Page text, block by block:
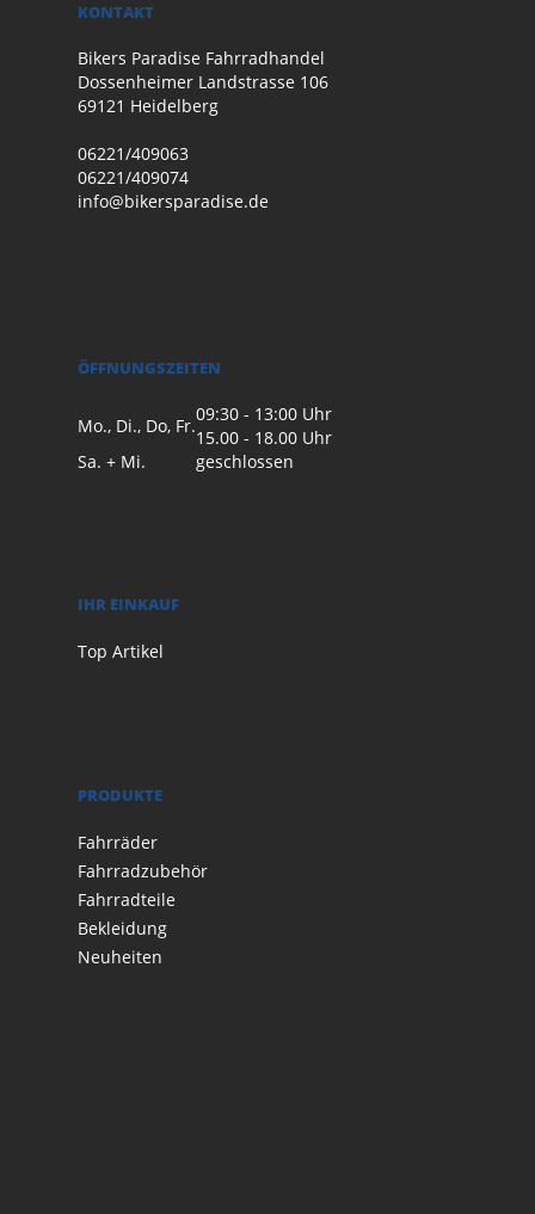
KONTAKT
Bikers Paradise Fahrradhandel
Dossenheimer Landstrasse 106
69121 Heidelberg
06221/409063
06221/409074
info@bikersparadise.de
ÖFFNUNGSZEITEN
Mo., Di., Do, Fr.
09:30 - 13:00 Uhr
15.00 - 18.00 Uhr
Sa. + Mi.
geschlossen
IHR EINKAUF
Top Artikel
PRODUKTE
Fahrräder
Fahrradzubehör
Fahrradteile
Bekleidung
Neuheiten